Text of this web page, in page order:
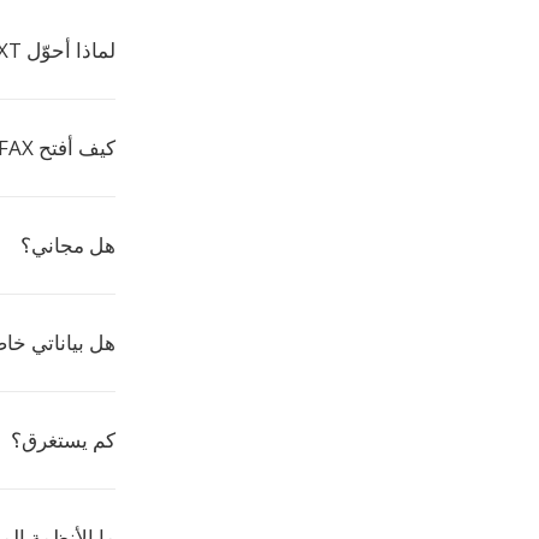
لماذا أحوّل TXT إلى FAX؟
كيف أفتح FAX؟
هل مجاني؟
هل بياناتي
كم يستغرق؟